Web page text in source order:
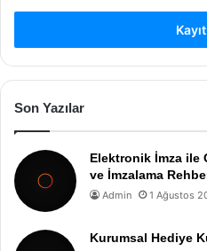
Son Yazılar
Elektronik İmza ile
ve İmzalama
Admin 1 Ağustos
Kurumsal Hediye